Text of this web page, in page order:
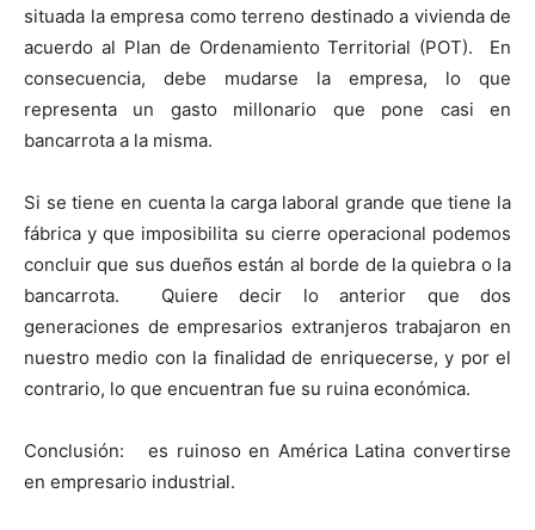
situada la empresa como terreno destinado a vivienda de
acuerdo al Plan de Ordenamiento Territorial (POT). En
consecuencia, debe mudarse la empresa, lo que
representa un gasto millonario que pone casi en
bancarrota a la misma.
Si se tiene en cuenta la carga laboral grande que tiene la
fábrica y que imposibilita su cierre operacional podemos
concluir que sus dueños están al borde de la quiebra o la
bancarrota. Quiere decir lo anterior que dos
generaciones de empresarios extranjeros trabajaron en
nuestro medio con la finalidad de enriquecerse, y por el
contrario, lo que encuentran fue su ruina económica.
Conclusión: es ruinoso en América Latina convertirse
en empresario industrial.